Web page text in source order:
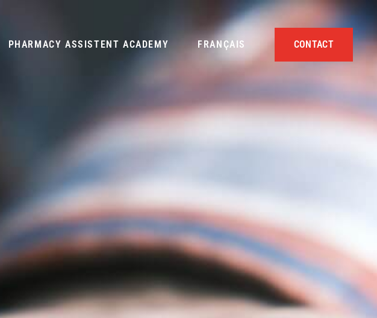
PHARMACY ASSISTENT ACADEMY FRANÇAIS CONTACT